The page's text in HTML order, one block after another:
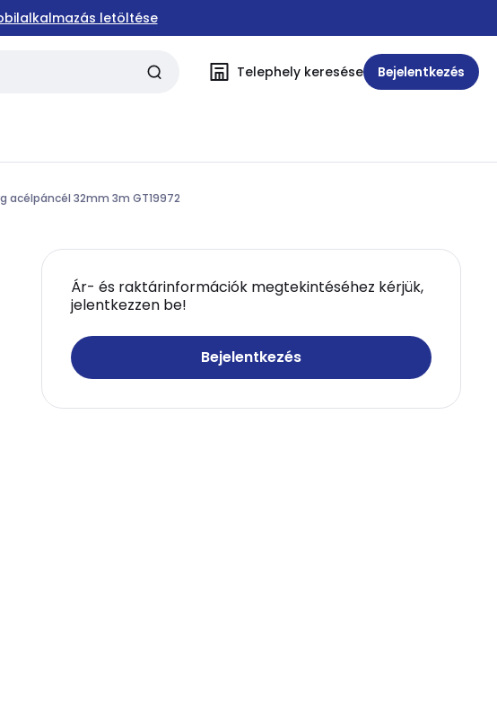
letöltése
Telephely keresése Bejelentkezés
acélpáncél 32mm 3m GT19972
Ár- és raktárinformációk megtekintéséhez kérjük,
jelentkezzen be!
Bejelentkezés